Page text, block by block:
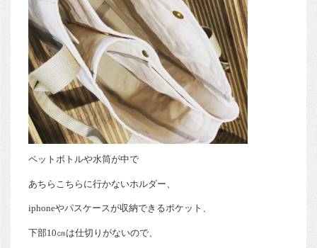
ペットボトルや水筒が中で
あちらこちらに行かないホルダー、
iphoneやパスケースが収納できるポケット、
下部10㎝は仕切りがないので、